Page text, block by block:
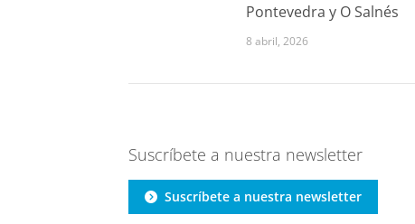
Pontevedra y O Salnés
8 abril, 2026
Suscríbete a nuestra newsletter
Suscríbete a nuestra newsletter